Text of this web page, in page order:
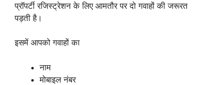
प्रॉपर्टी रजिस्ट्रेशन के लिए आमतौर पर दो गवाहों की जरूरत
पड़ती है।
इसमें आपको गवाहों का
नाम
मोबाइल नंबर